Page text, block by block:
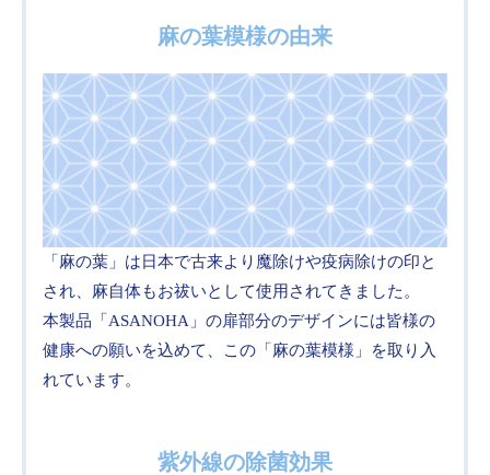
麻の葉模様の由来
「麻の葉」は日本で古来より魔除けや疫病除けの印と
され、麻自体もお祓いとして使用されてきました。
本製品「ASANOHA」の扉部分のデザインには皆様の
健康への願いを込めて、この「麻の葉模様」を取り入
れています。
紫外線の除菌効果